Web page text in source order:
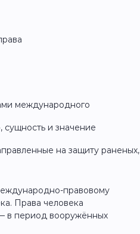
международного
и значение
на защиту раненых,
правовому
Права человека
в период вооружённых